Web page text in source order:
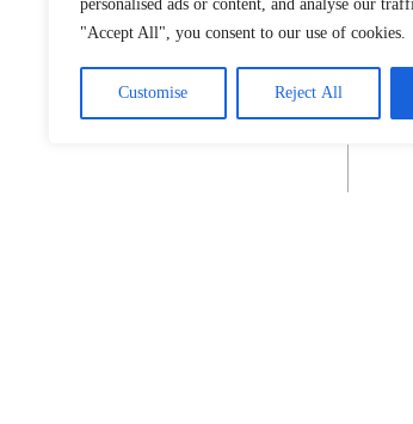
personalised ads or content, and analyse our
"Accept All", you consent to our use of cookies.
Customise Reject All